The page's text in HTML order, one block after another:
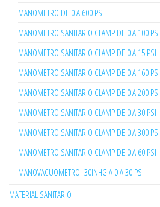
MANOMETRO DE 0 A 600 PSI
MANOMETRO SANITARIO CLAMP DE 0 A 100 PSI
MANOMETRO SANITARIO CLAMP DE 0 A 15 PSI
MANOMETRO SANITARIO CLAMP DE 0 A 160 PSI
MANOMETRO SANITARIO CLAMP DE 0 A 200 PSI
MANOMETRO SANITARIO CLAMP DE 0 A 30 PSI
MANOMETRO SANITARIO CLAMP DE 0 A 300 PSI
MANOMETRO SANITARIO CLAMP DE 0 A 60 PSI
MANOVACUOMETRO -30INHG A 0 A 30 PSI
MATERIAL SANITARIO